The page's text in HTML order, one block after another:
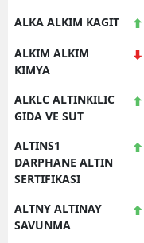
ALKA ALKIM KAGIT
ALKIM ALKIM
KIMYA
ALKLC ALTINKILIC
GIDA VE SUT
ALTINS1
DARPHANE ALTIN
SERTIFIKASI
ALTNY ALTINAY
SAVUNMA